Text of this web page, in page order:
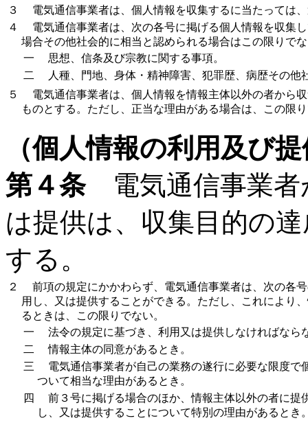
３
電気通信事業者は、個人情報を収集するに当たっては
４
電気通信事業者は、次の各号に掲げる個人情報を収集
場合その他社会的に相当と認められる場合はこの限りで
一
思想、信条及び宗教に関する事項。
二
人種、門地、身体・精神障害、犯罪歴、病歴その他
５
電気通信事業者は、個人情報を情報主体以外の者から
ものとする。ただし、正当な理由がある場合は、この限
（個人情報の利用及び
第４条電気通信事業者
は提供は、収集目的の
する。
２
前項の規定にかかわらず、電気通信事業者は、次の各
用し、又は提供することができる。ただし、これにより
るときは、この限りでない。
一
法令の規定に基づき、利用又は提供しなければなら
二
情報主体の同意があるとき。
三
電気通信事業者が自己の業務の遂行に必要な限度で
ついて相当な理由があるとき。
四
前３号に掲げる場合のほか、情報主体以外の者に提
し、又は提供することについて特別の理由があるとき